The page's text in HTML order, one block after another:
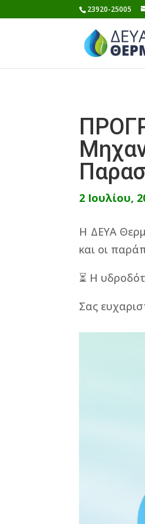
to
23920-25005
2 Ιουλίου,
Η ΔΕΥΑ
και οι
⏳ Η
Σας